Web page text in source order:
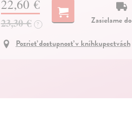
22,60 €
23,30 € ?
Zasielame
Pozrieť dostupnosť v kníhkupectvách